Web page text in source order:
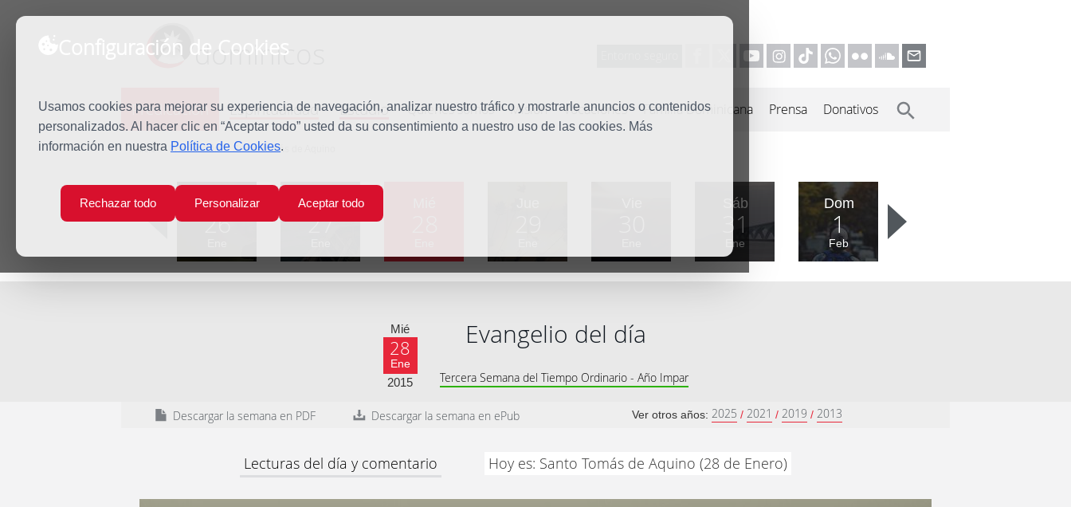
Configuración de Cookies
Usamos cookies para mejorar su experiencia de navegación, analizar nuestro tráfico y mostrarle anuncios o contenidos
personalizados. Al hacer clic en “Aceptar todo” usted da su consentimiento a nuestro uso de las cookies. Más
información en nuestra Política de Cookies.
Rechazar todo Personalizar Aceptar todo
dominicos
Predicación Espiritualidad Estudio Quiénes somos Misión Vocaciones Familia Dominicana Prensa Donativos
Inicio Predicación Santo Tomás de Aquino
Lun
26
Mar
27
Sáb
31
Ene
Dom
1
Feb
Mié
28
Ene
2015
Evangelio del día
Tercera Semana del Tiempo Ordinario - Año Impar
Descargar la semana en PDF Descargar la semana en ePub Ver otros años: 2025 / 2021 / 2019 / 2013
Lecturas del día y comentario Hoy es: Santo Tomás de Aquino (28 de Enero)